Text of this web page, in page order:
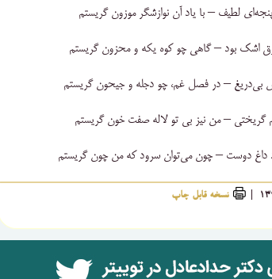
لطیف – با یاد آن نوازشگر موزون گریستم
اشک بود – گاهی چو کوه یکه و محزون گریستم
– در فصل غم، چو دجله و جیحون گریستم
– من نیز بی تو لاله صفت خون گریستم
داغ دوست – چون می‌توان سرود که من چون گریستم
نسخه قابل چاپ